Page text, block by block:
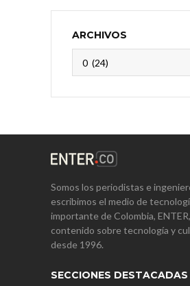
ARCHIVOS
Somos los periodistas e
escribimos el medio de
importante de Colombia,
contenido sobre tecnología y
desde 1996.
SECCIONES DESTACADAS